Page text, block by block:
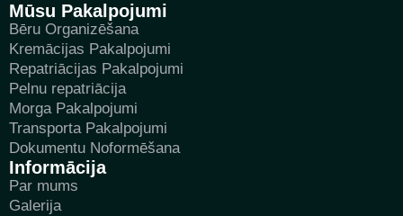
Mūsu Pakalpojumi
Bēru Organizēšana
Kremācijas Pakalpojumi
Repatriācijas Pakalpojumi
Pelnu repatriācija
Morga Pakalpojumi
Transporta Pakalpojumi
Dokumentu Noformēšana
Informācija
Par mums
Galerija